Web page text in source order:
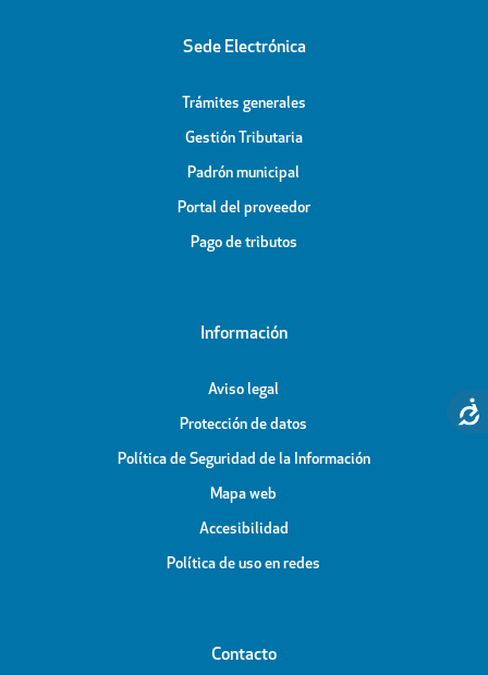
Sede Electrónica
Trámites generales
Gestión Tributaria
Padrón municipal
Portal del proveedor
Pago de tributos
Información
Aviso legal
Protección de datos
Política de Seguridad de la Información
Mapa web
Accesibilidad
Política de uso en redes
Contacto